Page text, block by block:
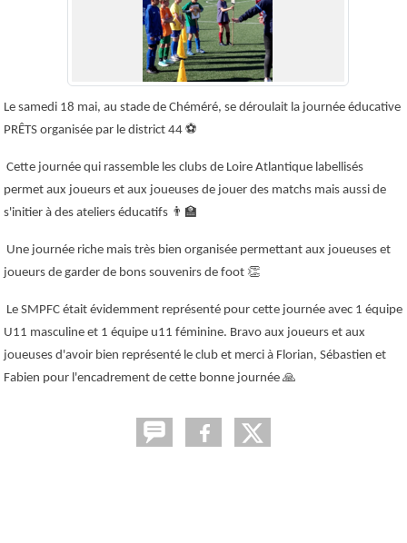
Le samedi 18 mai, au stade de Chéméré, se déroulait la journée éducative
PRÊTS organisée par le district 44 ⚽️
Cette journée qui rassemble les clubs de Loire Atlantique labellisés
permet aux joueurs et aux joueuses de jouer des matchs mais aussi de
s'initier à des ateliers éducatifs 👨‍🏫
Une journée riche mais très bien organisée permettant aux joueuses et
joueurs de garder de bons souvenirs de foot 👏
Le SMPFC était évidemment représenté pour cette journée avec 1 équipe
U11 masculine et 1 équipe u11 féminine. Bravo aux joueurs et aux
joueuses d'avoir bien représenté le club et merci à Florian, Sébastien et
Fabien pour l'encadrement de cette bonne journée 🙏